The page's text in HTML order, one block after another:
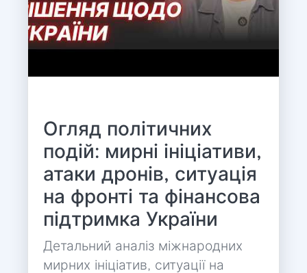
Огляд політичних
подій: мирні ініціативи,
атаки дронів, ситуація
на фронті та фінансова
підтримка України
Детальний аналіз міжнародних
мирних ініціатив, ситуації на